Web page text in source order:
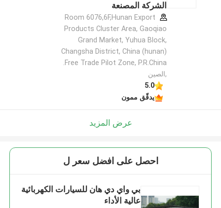
الشركة المصنعة
Room 6076,6F,Hunan Export
Products Cluster Area, Gaoqiao
Grand Market, Yuhua Block,
Changsha District, China (hunan)
,الصين
5.0
يدقّق ممون
عرض المزيد
احصل على افضل سعر ل
بي واي دي هان للسيارات الكهربائية
عالية الأداء